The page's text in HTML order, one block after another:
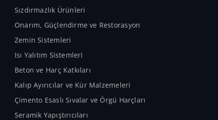
Sızdırmazlık Ürünleri
Onarım, Güçlendirme ve Restorasyon
Zemin Sistemleri
Isı Yalıtım Sistemleri
Beton ve Harç Katkıları
Kalıp Ayırıcılar ve Kür Malzemeleri
Çimento Esaslı Sıvalar ve Örgü Harçları
Seramik Yapıştırıcıları